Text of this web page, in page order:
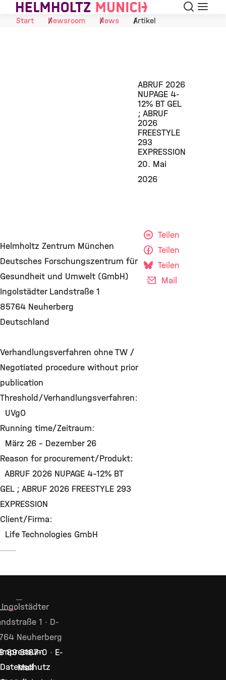
Skip to Content Suche
Start
Newsroom News Artikel
ABRUF 2026
NUPAGE 4-
12% BT GEL
; ABRUF
2026
FREESTYLE
293
EXPRESSION
20. Mai
2026
Helmholtz Zentrum München
Deutsches Forschungszentrum für
Gesundheit und Umwelt (GmbH)
Ingolstädter Landstraße 1
85764 Neuherberg
Deutschland
Verhandlungsverfahren ohne TW /
Negotiated procedure without prior
publication
Threshold/Verhandlungsverfahren:
UVgO
Running time/Zeitraum:
März 26 - Dezember 26
Reason for procurement/Produkt:
ABRUF 2026 NUPAGE 4-12% BT
GEL ; ABRUF 2026 FREESTYLE 293
EXPRESSION
Client/Firma:
Life Technologies GmbH
Teilen
Teilen
Teilen
Mail
Impressum
Datenschutz
Ingolstädter
1 · D-
Neuherberg
89 3187–0 · E-
Mail